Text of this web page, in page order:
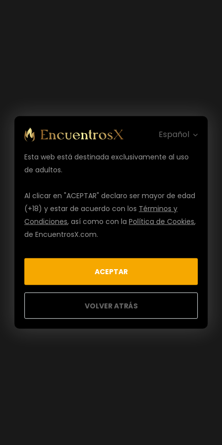
Español
Esta web está destinada exclusivamente al uso
de adultos.
Al clicar en "ACEPTAR" declaro ser mayor de edad
(+18) y estar de acuerdo con los Términos y
Condiciones, así como con laPolítica de Cookies,
de EncuentrosX.com.
ACEPTAR
VOLVER ATRÁS